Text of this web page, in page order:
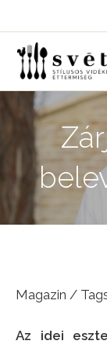
content
Magazin /
Az idei